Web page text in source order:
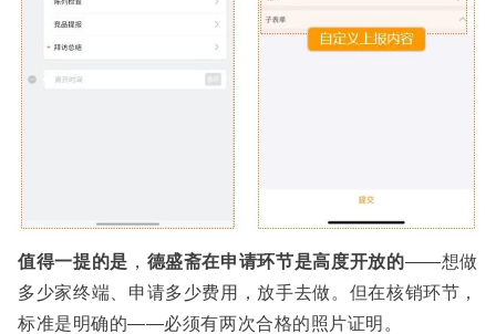
值得一提的是 ， 德盛斋在申请环节是高度开放的——想做
多少家终端、申请多少费用，放手去做。但在核销环节，
标准是明确的——必须有两次合格的照片证明。